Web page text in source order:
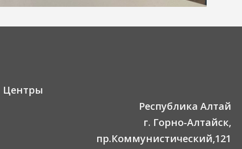
Центры
Республика Алтай
г. Горно-Алтайск,
пр.Коммунистический,121